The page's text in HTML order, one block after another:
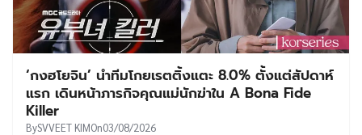
‘กงฮโยจิน’ นำทีมโกยเรตติ้งแตะ 8.0% ตั้งแต่สัปดาห์
แรก เดินหน้าภารกิจคุณแม่นักฆ่าใน A Bona Fide
Killer
BySVVEET KIMOn03/08/2026